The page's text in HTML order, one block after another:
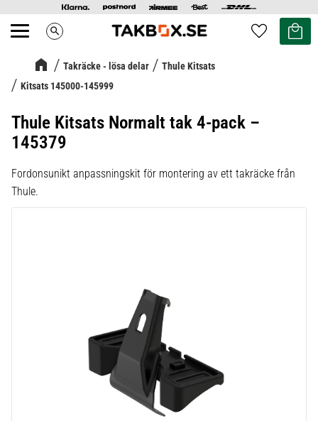
Meny search Favoriter
Kundvagn
Takräcke - lösa delar
Thule Kitsats
Kitsats 145000-145999
Thule Kitsats Normalt tak 4-pack –
145379
Fordonsunikt anpassningskit för montering av ett takräcke från
Thule.